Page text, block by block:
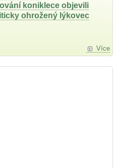
koniklece objevili
ohrožený lýkovec
Více